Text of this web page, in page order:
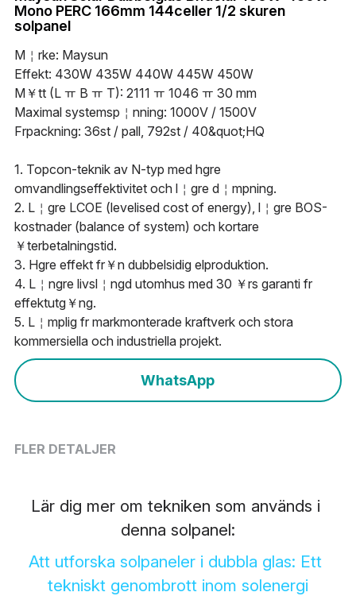
Solceller Glas-Glas
Fullt svarta Solceller
N-TOPCon Serien Solceller
Shingled Serien Solceller
Maysun Solar nyheter
Deutsch
Italiano
Español
Português
Français
Suomi
Norsk
Polski
Nederlands
Română
English
Français
WhatsApp
Mono PERC 166mm 144celler 1/2 skuren
solpanel
M￤rke: Maysun
Effekt: 430W 435W 440W 445W 450W
M￥tt (L ￗ B ￗ T): 2111 ￗ 1046 ￗ 30 mm
Maximal systemsp￤nning: 1000V / 1500V
F￶rpackning: 36st / pall, 792st / 40&quot;HQ
1. Topcon-teknik av N-typ med h￶gre
omvandlingseffektivitet och l￤gre d￤mpning.
2. L￤gre LCOE (levelised cost of energy), l￤gre BOS-
kostnader (balance of system) och kortare
￥terbetalningstid.
3. H￶gre effekt fr￥n dubbelsidig elproduktion.
4. L￤ngre livsl￤ngd utomhus med 30 ￥rs garanti f￶r
effektutg￥ng.
5. L￤mplig f￶r markmonterade kraftverk och stora
kommersiella och industriella projekt.
WhatsApp
FLER DETALJER
Lär dig mer om tekniken som används i
denna solpanel:
Att utforska solpaneler i dubbla glas: Ett
tekniskt genombrott inom solenergi